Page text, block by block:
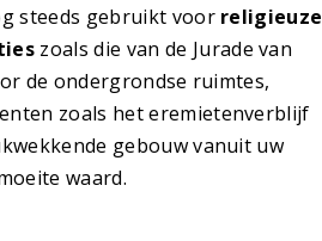
steeds gebruikt voor religieuze
zoals die van de Jurade van
de ondergrondse ruimtes,
zoals het eremietenverblijf
gebouw vanuit uw
waard.